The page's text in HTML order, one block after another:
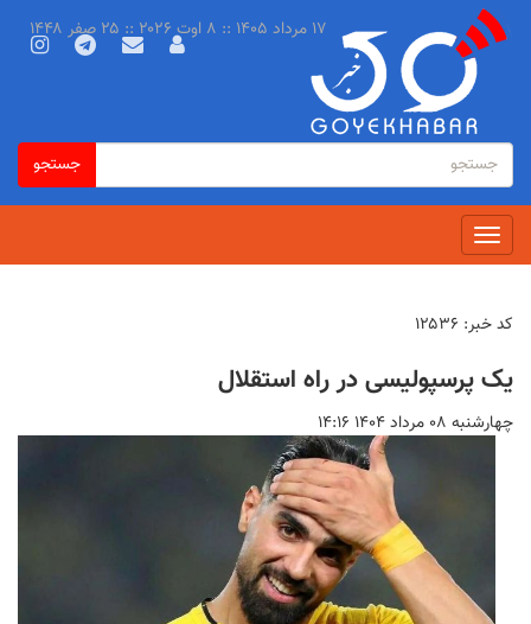
فرم
جستجو
جستجو
جستجو
Toggle
navigation
۱۷ مرداد ۱۴۰۵ :: ۸ اوت ۲۰۲۶ :: ۲۵ صفر ۱۴۴۸
کد خبر: ۱۲۵۳۶
یک پرسپولیسی در راه استقلال
چهارشنبه ۰۸ مرداد ۱۴۰۴ ۱۴:۱۶